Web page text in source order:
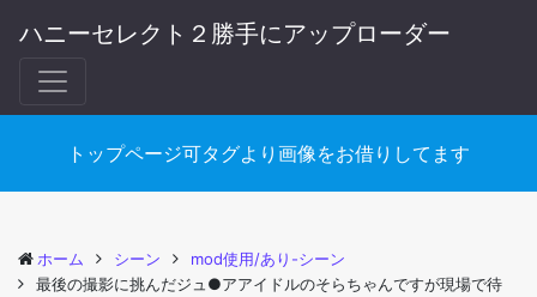
ハニーセレクト２勝手にアップローダー
トップページ可タグより画像をお借りしてます
ホーム シーン
mod使用/あり-シーン
最後の撮影に挑んだジュ●アアイドルのそらちゃんですが現場で待